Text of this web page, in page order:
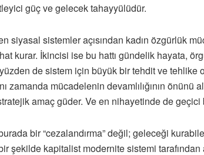
güç ve gelecek tahayyülüdür.
siyasal sistemler açısından kadın özgürlük
kurar. İkincisi ise bu hattı gündelik hayata,
de sistem için büyük bir tehdit ve tehlike
zamanda mücadelenin devamlılığının
amaç güder. Ve en nihayetinde de
bir “cezalandırma” değil; geleceği
şekilde kapitalist modernite sistemi